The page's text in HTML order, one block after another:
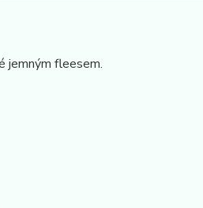
jemným fleesem.